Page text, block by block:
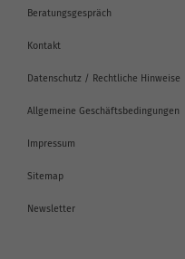
Beratungsgespräch
Kontakt
Datenschutz / Rechtliche Hinweise
Allgemeine Geschäftsbedingungen
Impressum
Sitemap
Newsletter